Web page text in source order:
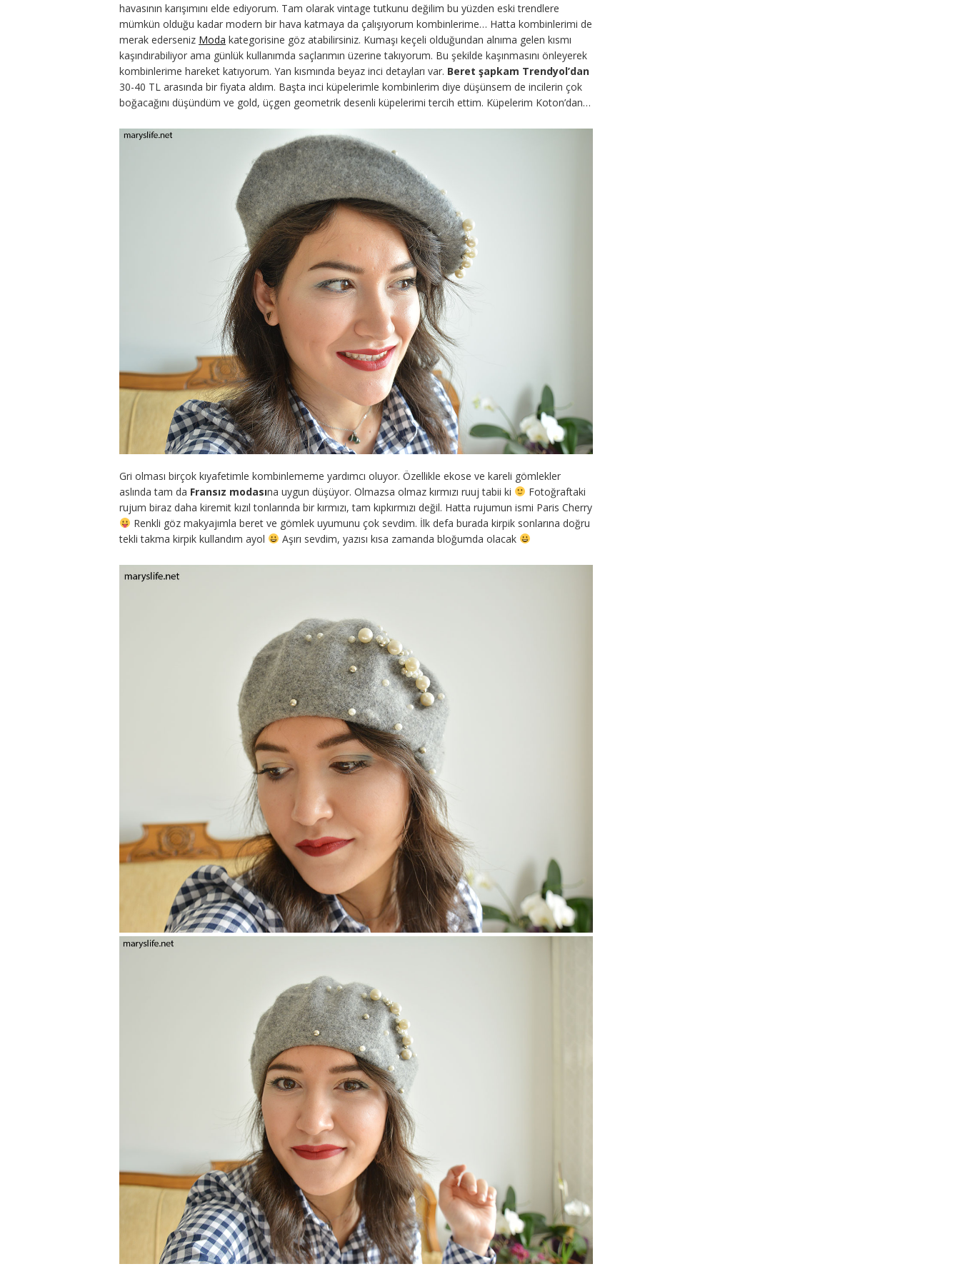
havasının karışımını elde ediyorum. Tam olarak vintage tutkunu değilim bu yüzden eski trendlere
mümkün olduğu kadar modern bir hava katmaya da çalışıyorum kombinlerime… Hatta kombinlerimi de
merak ederseniz Moda kategorisine göz atabilirsiniz. Kumaşı keçeli olduğundan alnıma gelen kısmı
kaşındırabiliyor ama günlük kullanımda saçlarımın üzerine takıyorum. Bu şekilde kaşınmasını önleyerek
kombinlerime hareket katıyorum. Yan kısmında beyaz inci detayları var. Beret şapkam Trendyol’dan
30-40 TL arasında bir fiyata aldım. Başta inci küpelerimle kombinlerim diye düşünsem de incilerin çok
boğacağını düşündüm ve gold, üçgen geometrik desenli küpelerimi tercih ettim. Küpelerim Koton’dan…
Gri olması birçok kıyafetimle kombinlememe yardımcı oluyor. Özellikle ekose ve kareli gömlekler
aslında tam da Fransız modasına uygun düşüyor. Olmazsa olmaz kırmızı ruuj tabii ki
Fotoğraftaki
rujum biraz daha kiremit kızıl tonlarında bir kırmızı, tam kıpkırmızı değil. Hatta rujumun ismi Paris Cherry
Renkli göz makyajımla beret ve gömlek uyumunu çok sevdim. İlk defa burada kirpik sonlarına doğru
tekli takma kirpik kullandım ayol
Aşırı sevdim, yazısı kısa zamanda bloğumda olacak